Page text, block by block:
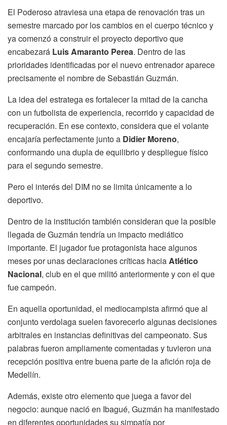
El Poderoso atraviesa una etapa de renovación tras un
semestre marcado por los cambios en el cuerpo técnico y
ya comenzó a construir el proyecto deportivo que
encabezará Luis Amaranto Perea. Dentro de las
prioridades identificadas por el nuevo entrenador aparece
precisamente el nombre de Sebastián Guzmán.
La idea del estratega es fortalecer la mitad de la cancha
con un futbolista de experiencia, recorrido y capacidad de
recuperación. En ese contexto, considera que el volante
encajaría perfectamente junto a Didier Moreno,
conformando una dupla de equilibrio y despliegue físico
para el segundo semestre.
Pero el interés del DIM no se limita únicamente a lo
deportivo.
Dentro de la institución también consideran que la posible
llegada de Guzmán tendría un impacto mediático
importante. El jugador fue protagonista hace algunos
meses por unas declaraciones críticas haciaAtlético
Nacional, club en el que militó anteriormente y con el que
fue campeón.
En aquella oportunidad, el mediocampista afirmó que al
conjunto verdolaga suelen favorecerlo algunas decisiones
arbitrales en instancias definitivas del campeonato. Sus
palabras fueron ampliamente comentadas y tuvieron una
recepción positiva entre buena parte de la afición roja de
Medellín.
Además, existe otro elemento que juega a favor del
negocio: aunque nació en Ibagué, Guzmán ha manifestado
en diferentes oportunidades su simpatía por